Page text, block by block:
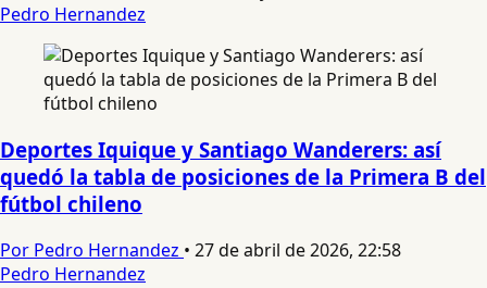
Pedro Hernandez
Deportes Iquique y Santiago Wanderers: así
quedó la tabla de posiciones de la Primera B del
fútbol chileno
Por Pedro Hernandez • 27 de abril de 2026, 22:58
Pedro Hernandez